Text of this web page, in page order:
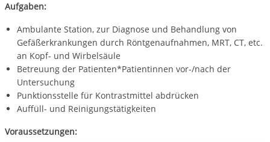
Aufgaben:
Ambulante Station, zur Diagnose und Behandlung von
Gefäßerkrankungen durch Röntgenaufnahmen, MRT, CT, etc.
an Kopf- und Wirbelsäule
Betreuung der Patienten*Patientinnen vor-/nach der
Untersuchung
Punktionsstelle für Kontrastmittel abdrücken
Auffüll- und Reinigungstätigkeiten
Voraussetzungen: